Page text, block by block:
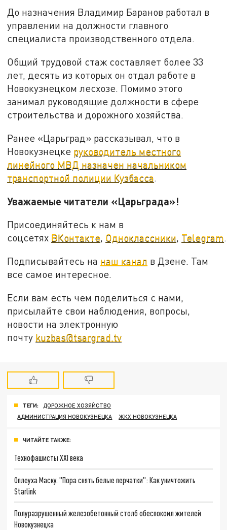
До назначения Владимир Баранов работал в
управлении на должности главного
специалиста производственного отдела.
Общий трудовой стаж составляет более 33
лет, десять из которых он отдал работе в
Новокузнецком лесхозе. Помимо этого
занимал руководящие должности в сфере
строительства и дорожного хозяйства.
Ранее «Царьград» рассказывал, что в
Новокузнецке руководитель местного
линейного МВД назначен начальником
транспортной полиции Кузбасса.
Уважаемые читатели «Царьграда»!
Присоединяйтесь к нам в
соцсетях ВКонтакте, Одноклассники, Telegram.
Подписывайтесь на наш канал в Дзене. Там
все самое интересное.
Если вам есть чем поделиться с нами,
присылайте свои наблюдения, вопросы,
новости на электронную
почту kuzbas@tsargrad.tv
ТЕГИ:
ДОРОЖНОЕ ХОЗЯЙСТВО
АДМИНИСТРАЦИЯ НОВОКУЗНЕЦКА
ЖКХ НОВОКУЗНЕЦКА
ЧИТАЙТЕ ТАКЖЕ:
Технофашисты XXI века
Оплеуха Маску. "Пора снять белые перчатки": Как уничтожить
Starlink
Полуразрушенный железобетонный столб обеспокоил жителей
Новокузнецка